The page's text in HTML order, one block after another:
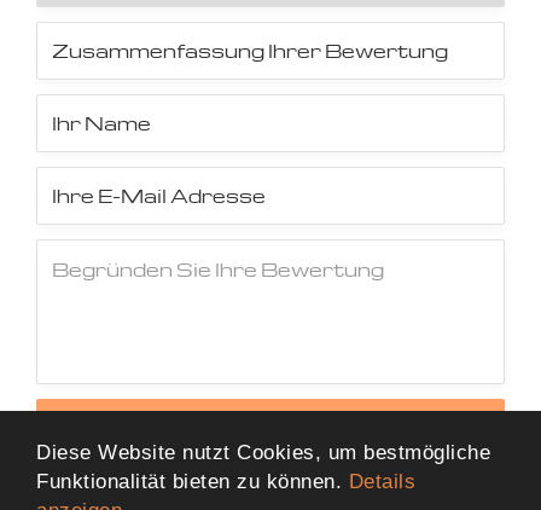
Diese Website nutzt Cookies, um bestmögliche
Funktionalität bieten zu können. Details